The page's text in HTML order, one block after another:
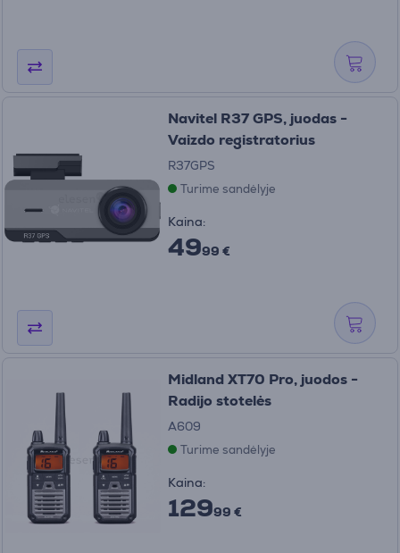
Navitel R37 GPS, juodas -
Vaizdo registratorius
R37GPS
Turime sandėlyje
Kaina:
4999 €
Midland XT70 Pro, juodos -
Radijo stotelės
A609
Turime sandėlyje
Kaina:
12999 €